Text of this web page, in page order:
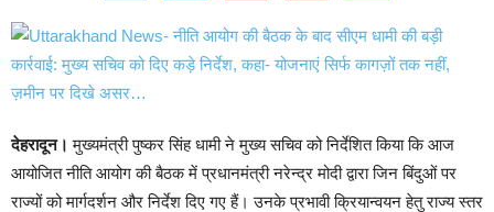
देहरादून।मुख्यमंत्री पुष्कर सिंह धामी ने मुख्य सचिव को निर्देशित किया कि आज
आयोजित नीति आयोग की बैठक में प्रधानमंत्री नरेन्द्र मोदी द्वारा जिन बिंदुओं पर
राज्यों को मार्गदर्शन और निर्देश दिए गए हैं। उनके प्रभावी क्रियान्वयन हेतु राज्य स्तर